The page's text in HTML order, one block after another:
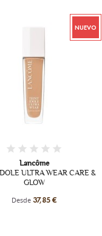
NUEVO
Lancôme
ULTRA WEAR CARE &
GLOW
Desde 37,85 €